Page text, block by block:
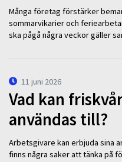
Många företag förstärker
sommarvikarier och
ska pågå några veckor gäller
11 juni 2026
Vad kan
användas till?
Arbetsgivare kan erbjuda sina
finns några saker att tänka på